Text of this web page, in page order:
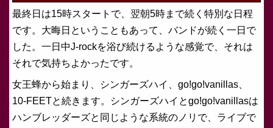
最終日は15時スタートで、翌朝5時まで続く特別な日程
です。大晦日ということもあって、バンドが続く一日で
した。一日中J-rockを浴び続けるような感覚で、それは
それで気持ちよかったです。
女王蜂から始まり、シンガーズハイ、go!go!vanillas、
10-FEETと続きます。シンガーズハイとgo!go!vanillasは
ハンブレッダーズと同じような系統のノリで、ライブで